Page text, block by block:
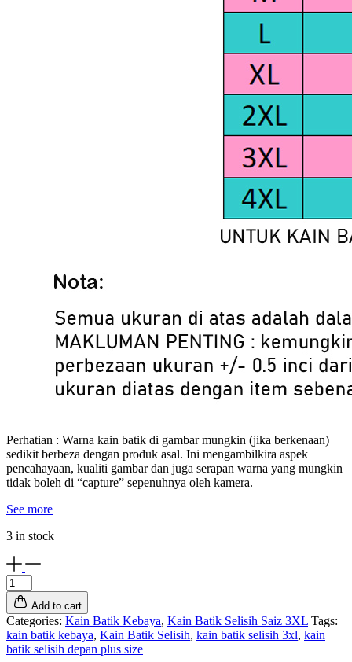
Perhatian : Warna kain batik di gambar mungkin (jika berkenaan)
sedikit berbeza dengan produk asal. Ini mengambilkira aspek
pencahayaan, kualiti gambar dan juga serapan warna yang mungkin
tidak boleh di “capture” sepenuhnya oleh kamera.
See more
3 in stock
Kain
Batik
Selisih
Depan
Plus
Size
Add to cart
Categories: Kain Batik Kebaya, Kain Batik Selisih Saiz 3XL Tags:
kain batik kebaya, Kain Batik Selisih, kain batik selisih 3xl, kain
batik selisih depan plus size